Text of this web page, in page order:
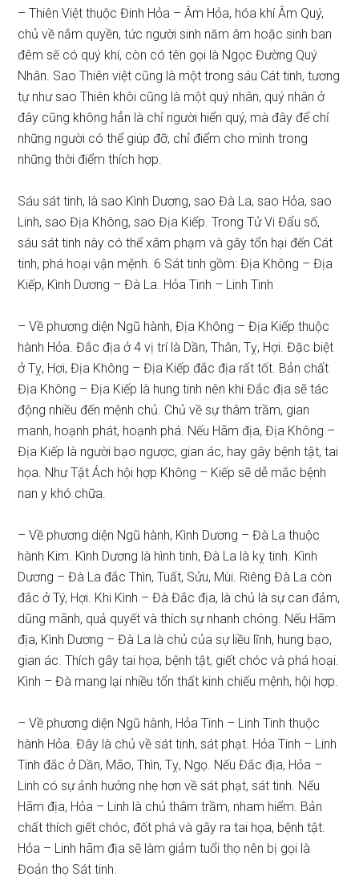
– Thiên Việt thuộc Đinh Hỏa – Âm Hỏa, hóa khí Âm Quý,
chủ về nắm quyền, tức người sinh năm âm hoặc sinh ban
đêm sẽ có quý khí, còn có tên gọi là Ngọc Đường Quý
Nhân. Sao Thiên việt cũng là một trong sáu Cát tinh, tương
tự như sao Thiên khôi cũng là một quý nhân, quý nhân ở
đây cũng không hẳn là chỉ người hiển quý, mà đây để chỉ
những người có thể giúp đỡ, chỉ điểm cho mình trong
những thời điểm thích hợp.
Sáu sát tinh, là sao Kình Dương, sao Đà La, sao Hỏa, sao
Linh, sao Địa Không, sao Địa Kiếp. Trong Tử Vi Đẩu số,
sáu sát tinh này có thể xâm phạm và gây tổn hại đến Cát
tinh, phá hoại vận mệnh. 6 Sát tinh gồm: Địa Không – Địa
Kiếp, Kình Dương – Đà La. Hỏa Tinh – Linh Tinh
– Về phương diện Ngũ hành, Địa Không – Địa Kiếp thuộc
hành Hỏa. Đắc địa ở 4 vị trí là Dần, Thân, Tỵ, Hợi. Đặc biệt
ở Tỵ, Hợi, Địa Không – Địa Kiếp đắc địa rất tốt. Bản chất
Địa Không – Địa Kiếp là hung tinh nên khi Đắc địa sẽ tác
động nhiều đến mệnh chủ. Chủ về sự thâm trầm, gian
manh, hoạnh phát, hoạnh phá. Nếu Hãm địa, Địa Không –
Địa Kiếp là người bạo ngược, gian ác, hay gây bệnh tật, tai
họa. Như Tật Ách hội hợp Không – Kiếp sẽ dễ mắc bệnh
nan y khó chữa.
– Về phương diện Ngũ hành, Kình Dương – Đà La thuộc
hành Kim. Kình Dương là hình tinh, Đà La là kỵ tinh. Kình
Dương – Đà La đắc Thìn, Tuất, Sửu, Mùi. Riêng Đà La còn
đắc ở Tý, Hợi. Khi Kình – Đà Đắc địa, là chủ là sự can đảm,
dũng mãnh, quả quyết và thích sự nhanh chóng. Nếu Hãm
địa, Kình Dương – Đà La là chủ của sự liều lĩnh, hung bạo,
gian ác. Thích gây tai họa, bệnh tật, giết chóc và phá hoại.
Kình – Đà mang lại nhiều tổn thất kinh chiếu mệnh, hội hợp.
– Về phương diện Ngũ hành, Hỏa Tinh – Linh Tinh thuộc
hành Hỏa. Đây là chủ về sát tinh, sát phạt. Hỏa Tinh – Linh
Tinh đắc ở Dần, Mão, Thìn, Tỵ, Ngọ. Nếu Đắc địa, Hỏa –
Linh có sự ảnh hưởng nhẹ hơn về sát phạt, sát tinh. Nếu
Hãm địa, Hỏa – Linh là chủ thâm trầm, nham hiểm. Bản
chất thích giết chóc, đốt phá và gây ra tai họa, bệnh tật.
Hỏa – Linh hãm địa sẽ làm giảm tuổi thọ nên bị gọi là
Đoản thọ Sát tinh.